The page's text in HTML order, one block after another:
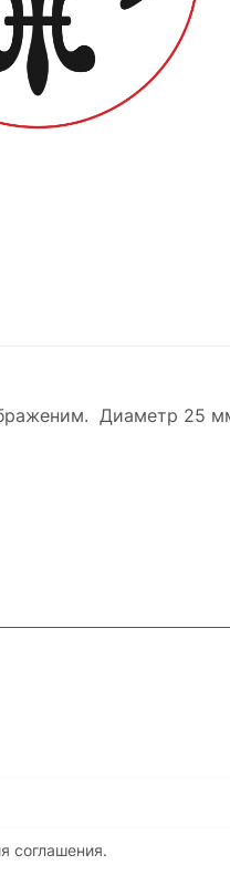
Диаметр 25
соглашения.